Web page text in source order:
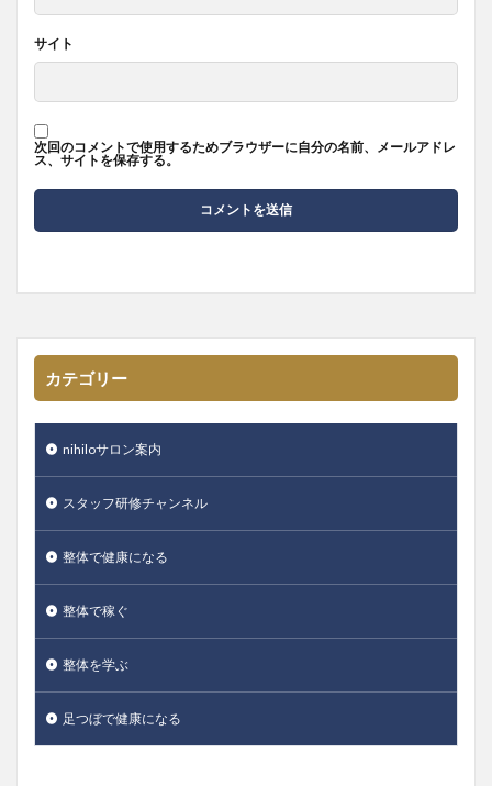
サイト
次回のコメントで使用するためブラウザーに自分の名前、メールアドレ
ス、サイトを保存する。
カテゴリー
nihiloサロン案内
スタッフ研修チャンネル
整体で健康になる
整体で稼ぐ
整体を学ぶ
足つぼで健康になる